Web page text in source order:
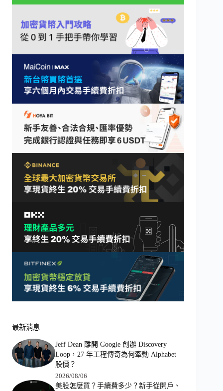
最新消息
Jeff Dean 離開 Google 創辦 Discovery
Loop，27 年工程傳奇為何牽動 Alphabet
股價？
2026/08/06
美股怎麼買？手續費多少？新手從開戶、